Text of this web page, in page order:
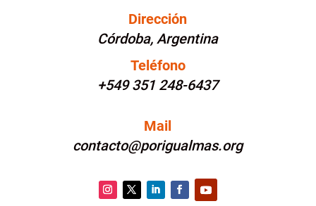
Dirección
Córdoba, Argentina
Teléfono
+549 351 248-6437
Mail
contacto@porigualmas.org